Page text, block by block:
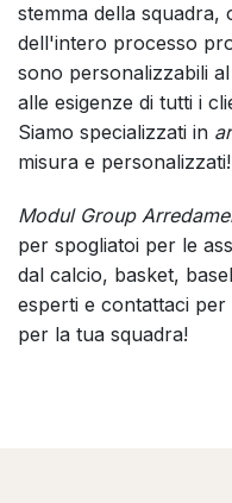
stemma della squadra,
dell'intero processo
sono personalizzabili
alle esigenze di tutti i
Siamo specializzati in
misura e personalizzati!
Modul Group
per spogliatoi per le
dal calcio, basket,
esperti e contattaci
per la tua squadra!